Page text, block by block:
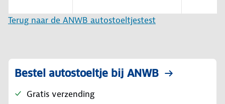
Terug naar de ANWB autostoeltjestest
Bestel autostoeltje bij ANWB
Gratis verzending